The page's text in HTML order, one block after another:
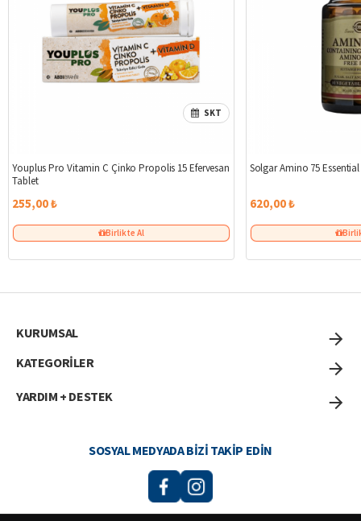
SKT
Youplus Pro Vitamin C Çinko Propolis 15 Efervesan
Tablet
255,00 ₺
Birlikte Al
Solgar Amino 75
620,00 ₺
KURUMSAL
KATEGORİLER
YARDIM + DESTEK
SOSYAL MEDYADA BIZI TAKIP EDIN